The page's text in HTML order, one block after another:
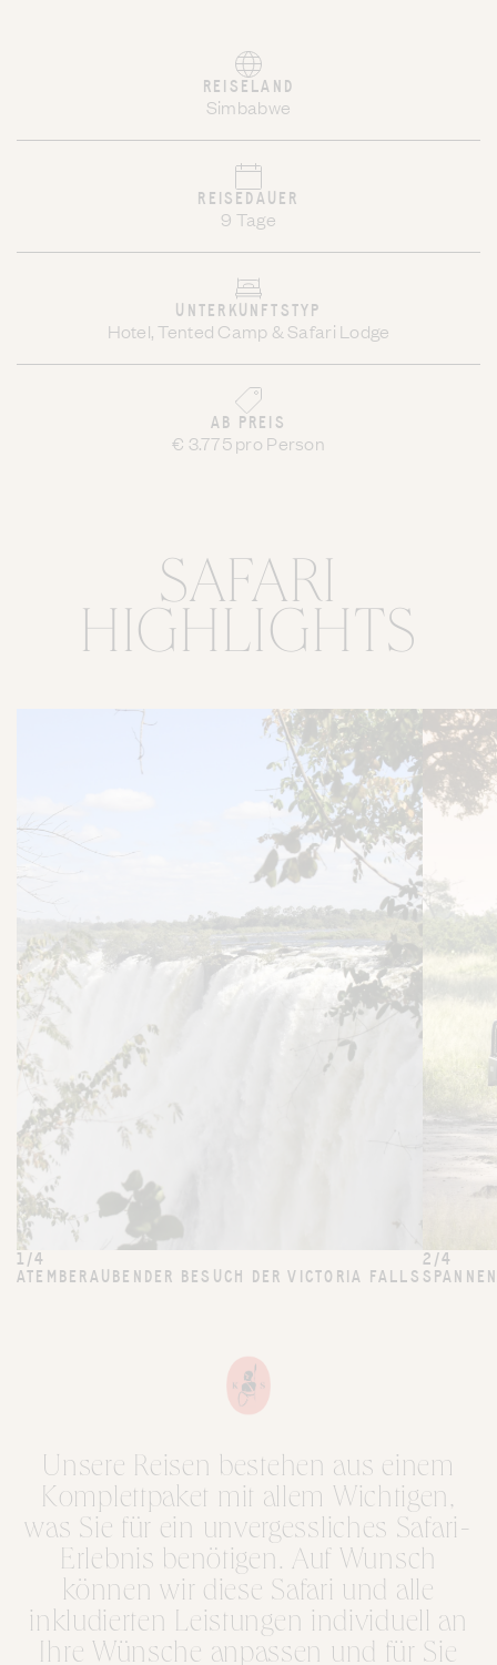
REISELAND
Simbabwe
REISEDAUER
9 Tage
UNTERKUNFTSTYP
Hotel, Tented Camp & Safari Lodge
AB PREIS
€ 3.775 pro Person
SAFARI
HIGHLIGHTS
1/4
ATEMBERAUBENDER BESUCH DER VICTORIA FALLS
2/4
Unsere Reisen bestehen aus einem
Komplettpaket mit allem Wichtigen,
was Sie für ein unvergessliches Safari-
Erlebnis benötigen. Auf Wunsch
können wir diese Safari und alle
inkludierten Leistungen individuell an
Ihre Wünsche anpassen und für Sie